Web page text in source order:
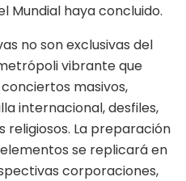
Mundial haya concluido.
no son exclusivas del
vibrante que
masivos,
internacional, desfiles,
La preparación
se replicará en
corporaciones,